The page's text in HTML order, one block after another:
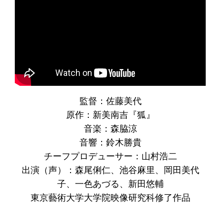
監督：佐藤美代
原作：新美南吉『狐』
音楽：森脇涼
音響：鈴木勝貴
チーフプロデューサー：山村浩二
出演（声）：森尾俐仁、池谷麻里、岡田美代
子、一色あづる、新田悠輔
東京藝術大学大学院映像研究科修了作品